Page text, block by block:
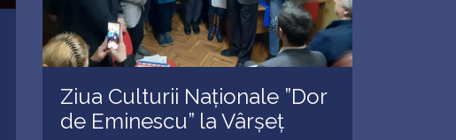
Ziua Culturii Naționale ”Dor
de Eminescu” la Vârșeț